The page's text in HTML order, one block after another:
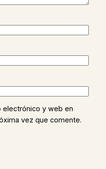
electrónico y web en
vez que comente.